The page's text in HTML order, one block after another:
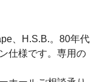
、H.S.B.。80年代
仕様です。専用の